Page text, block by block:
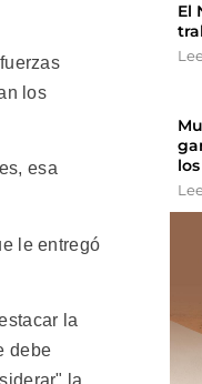
los
esa
le entregó
la
debe
la
El